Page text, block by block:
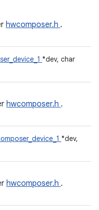
hwcomposer.h .
*dev, char
hwcomposer.h .
*dev,
hwcomposer.h .